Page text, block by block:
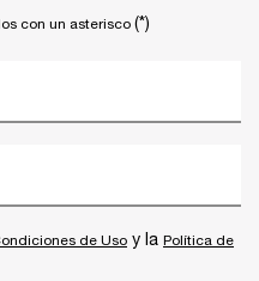
con un asterisco (*)
de Uso y la Política de